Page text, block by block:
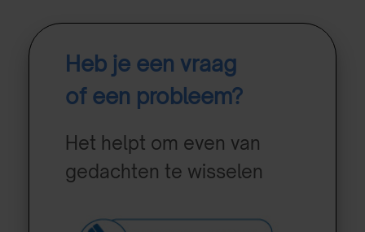
Heb je een vraag
of een probleem?
Het helpt om even van
gedachten te wisselen